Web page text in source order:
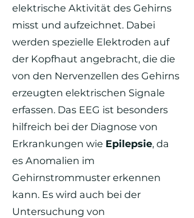
elektrische Aktivität des Gehirns
misst und aufzeichnet. Dabei
werden spezielle Elektroden auf
der Kopfhaut angebracht, die die
von den Nervenzellen des Gehirns
erzeugten elektrischen Signale
erfassen. Das EEG ist besonders
hilfreich bei der Diagnose von
Erkrankungen wie Epilepsie, da
es Anomalien im
Gehirnstrommuster erkennen
kann. Es wird auch bei der
Untersuchung von